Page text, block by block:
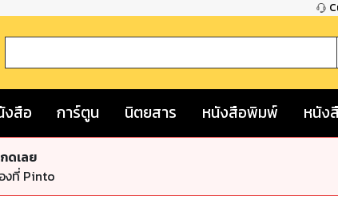
งสือ การ์ตูน นิตยสาร หนังสือพิมพ์ หนัง
ดเลย
งที่ Pinto